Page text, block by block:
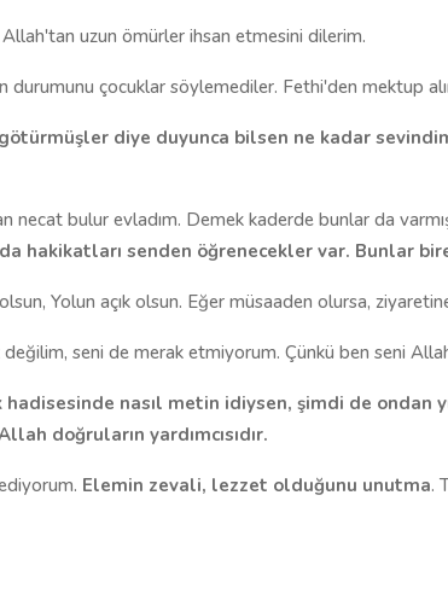
uzun ömürler ihsan etmesini dilerim.
durumunu çocuklar söylemediler. Fethi'den mektup
diye duyunca bilsen ne kadar
necat bulur evladım. Demek kaderde bunlar da
hakikatları senden öğrenecekler var. Bunlar
Yolun açık olsun. Eğer müsaaden olursa,
değilim, seni de merak etmiyorum. Çünkü ben seni
hadisesinde nasıl metin idiysen, şimdi de ondan
doğruların yardımcısıdır.
Elemin zevali, lezzet olduğunu unutma.